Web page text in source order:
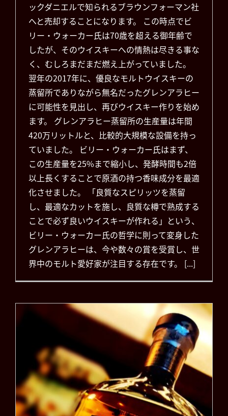
ックダニエルで知られるブラウンフォーマン社
へと売却することになります。 この時点でビ
リー・ウォーカー氏は70歳を超える御年齢で
したが、そのウイスキーへの情熱は尽きる事な
く、むしろまだまだ燃え上がっていました。
翌年の2017年に、優良なモルトウイスキーの
蒸留所でありながら無名だったグレンアラヒー
に可能性を見出し、再びウイスキー作りを始め
ます。 グレンアラヒー蒸留所の生産量は年間
420万リットルと、比較的大規模な設備を持っ
ていました。 ビリー・ウォーカー氏はまず、
この生産量を25%まで縮小し、発酵時間も2倍
以上長くすることで原酒の持つ香味成分を最適
化させました。 「良質なスピリッツを蒸留
し、最適なカットを施し、良質な樽で熟成する
ことで必ず良いウイスキーが作れる」という、
ビリー・ウォーカー氏の哲学に則って変身した
グレンアラヒーは、今や数々の賞を受賞し、世
界中のモルト愛好家が注目する存在です。 [...]